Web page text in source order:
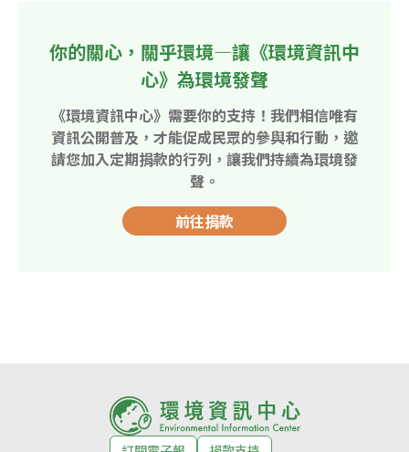
你的關心，關乎環境—讓《環境資訊中
心》為環境發聲
《環境資訊中心》需要你的支持！我們相信唯有
資訊公開普及，才能促成民眾的參與和行動，邀
請您加入定期捐款的行列，讓我們持續為環境發
聲。
前往捐款